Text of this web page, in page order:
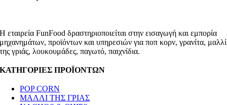
Η εταιρεία FunFood δραστηριοποιείται στην εισαγωγή και εμπορία
μηχανημάτων, προϊόντων και υπηρεσιών για ποπ κορν, γρανίτα, μαλλί
της γριάς, λουκουμάδες, παγωτό, παιχνίδια.
ΚΑΤΗΓΟΡΙΕΣ ΠΡΟΪΟΝΤΩΝ
POP CORN
ΜΑΛΛΙ ΤΗΣ ΓΡΙΑΣ